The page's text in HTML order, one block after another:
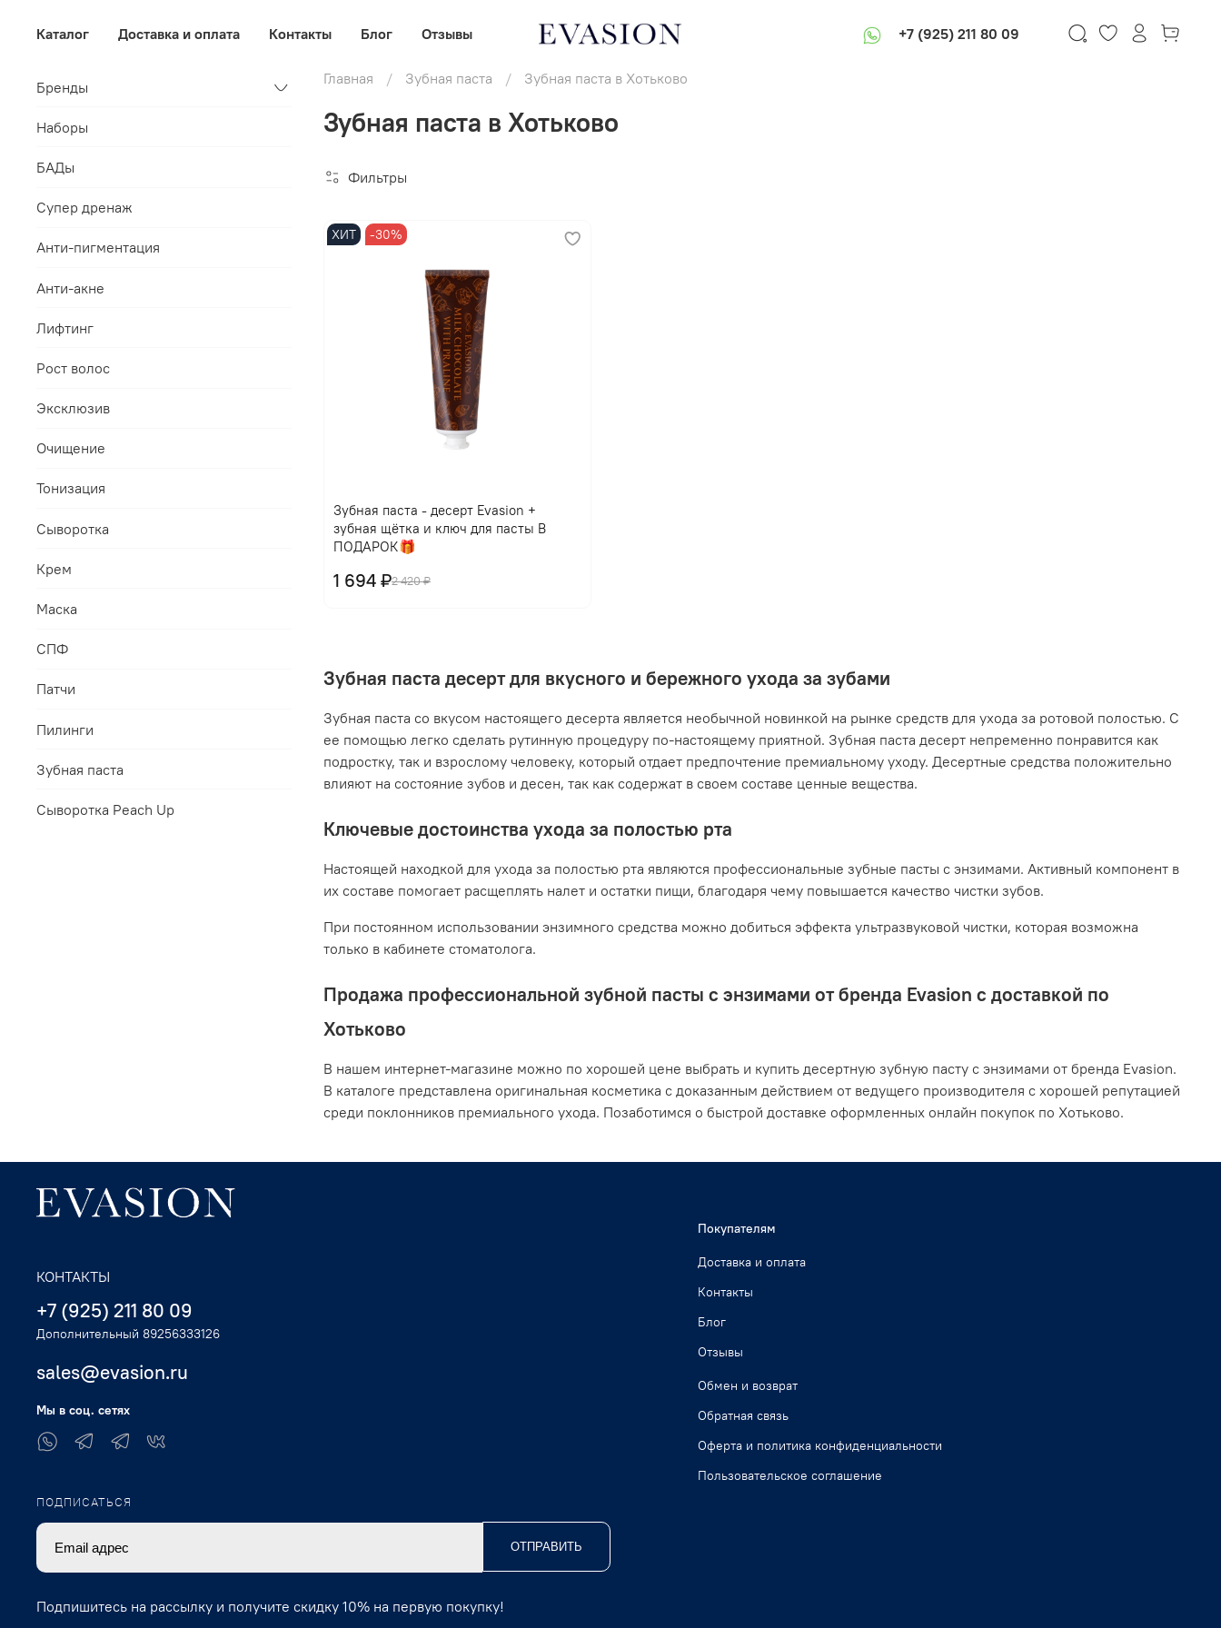
Каталог Доставка и оплата Контакты Блог Отзывы +7 (925) 211 80 09
Главная Зубная паста Зубная паста в Хотьково
Зубная паста в Хотьково
Фильтры
ХИТ -30%
Зубная паста - десерт Evasion +
зубная щётка и ключ для пасты В
ПОДАРОК🎁
2 420 ₽
1 694 ₽
В корзину
Зубная паста десерт для вкусного и бережного ухода за зубами
Зубная паста со вкусом настоящего десерта является необычной новинкой на рынке средств для ухода за ротовой полостью. С
ее помощью легко сделать рутинную процедуру по-настоящему приятной. Зубная паста десерт непременно понравится как
подростку, так и взрослому человеку, который отдает предпочтение премиальному уходу. Десертные средства положительно
влияют на состояние зубов и десен, так как содержат в своем составе ценные вещества.
Ключевые достоинства ухода за полостью рта
Настоящей находкой для ухода за полостью рта являются профессиональные зубные пасты с энзимами. Активный компонент в
их составе помогает расщеплять налет и остатки пищи, благодаря чему повышается качество чистки зубов.
При постоянном использовании энзимного средства можно добиться эффекта ультразвуковой чистки, которая возможна
только в кабинете стоматолога.
Продажа профессиональной зубной пасты с энзимами от бренда Evasion с доставкой по
Хотьково
В нашем интернет-магазине можно по хорошей цене выбрать и купить десертную зубную пасту с энзимами от бренда Evasion.
В каталоге представлена оригинальная косметика с доказанным действием от ведущего производителя с хорошей репутацией
среди поклонников премиального ухода. Позаботимся о быстрой доставке оформленных онлайн покупок по Хотьково.
Бренды
Наборы
БАДы
Супер дренаж
Анти-пигментация
Анти-акне
Лифтинг
Рост волос
Эксклюзив
Очищение
Тонизация
Сыворотка
Крем
Маска
СПФ
Патчи
Пилинги
Зубная паста
Сыворотка Peach Up
Покупателям
Доставка и оплата
Контакты
Блог
Отзывы
Обмен и возврат
Обратная связь
Оферта и политика конфиденциальности
Пользовательское соглашение
КОНТАКТЫ
+7 (925) 211 80 09
Дополнительный 89256333126
sales@evasion.ru
Мы в соц. сетях
ПОДПИСАТЬСЯ
ОТПРАВИТЬ
Подпишитесь на рассылку и получите скидку 10% на первую покупку!